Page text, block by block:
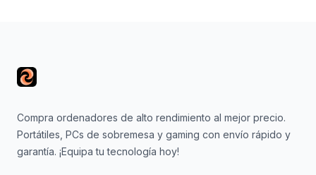
Compra ordenadores de alto rendimiento al mejor precio.
Portátiles, PCs de sobremesa y gaming con envío rápido y
garantía. ¡Equipa tu tecnología hoy!